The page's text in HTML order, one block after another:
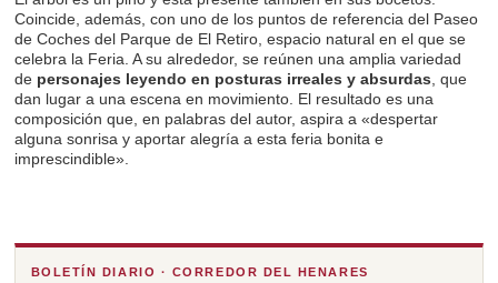
Coincide, además, con uno de los puntos de referencia del Paseo
de Coches del Parque de El Retiro, espacio natural en el que se
celebra la Feria. A su alrededor, se reúnen una amplia variedad
de personajes leyendo en posturas irreales y absurdas , que
dan lugar a una escena en movimiento. El resultado es una
composición que, en palabras del autor, aspira a «despertar
alguna sonrisa y aportar alegría a esta feria bonita e
imprescindible».
BOLETÍN DIARIO · CORREDOR DEL HENARES